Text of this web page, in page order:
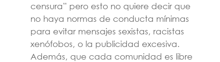
censura” pero esto no quiere decir que
no haya normas de conducta mínimas
para evitar mensajes sexistas, racistas
xenófobos, o la publicidad excesiva.
Además, que cada comunidad es libre